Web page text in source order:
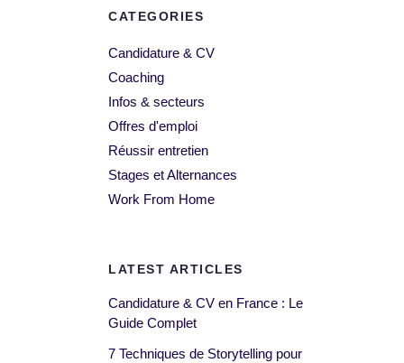
CATEGORIES
Candidature & CV
Coaching
Infos & secteurs
Offres d'emploi
Réussir entretien
Stages et Alternances
Work From Home
LATEST ARTICLES
Candidature & CV en France : Le
Guide Complet
7 Techniques de Storytelling pour